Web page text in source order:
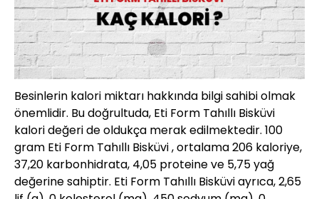
Besinlerin kalori miktarı hakkında bilgi sahibi olmak
önemlidir. Bu doğrultuda, Eti Form Tahıllı Bisküvi
kalori değeri de oldukça merak edilmektedir. 100
gram Eti Form Tahıllı Bisküvi , ortalama 206 kaloriye,
37,20 karbonhidrata, 4,05 proteine ve 5,75 yağ
değerine sahiptir. Eti Form Tahıllı Bisküvi ayrıca, 2,65